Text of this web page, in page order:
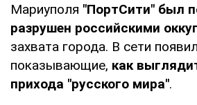
Мариуполя "ПортСити" был
разрушен российскими
захвата города. В сети
показывающие, как
прихода "русского мира".